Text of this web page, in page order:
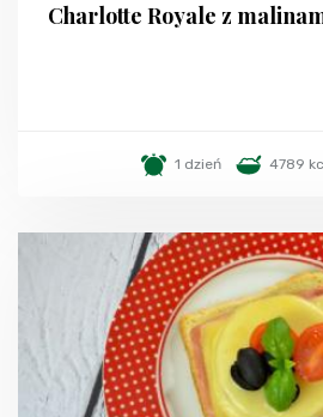
Charlotte Royale z
1 dzień 4789